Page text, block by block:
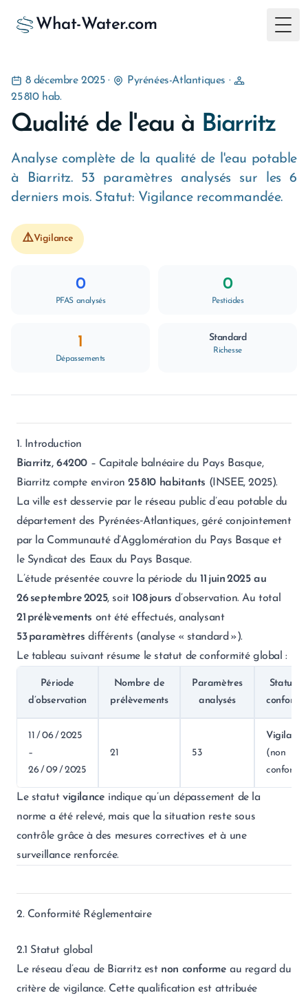
What-Water.com
8 décembre 2025· Pyrénées-Atlantiques ·
25 810 hab.
Qualité de l'eau à Biarritz
Analyse complète de la qualité de l'eau potable
à Biarritz. 53 paramètres analysés sur les 6
derniers mois. Statut: Vigilance recommandée.
⚠️Vigilance
0
PFAS analysés
0
Pesticides
1
Dépassements
Standard
Richesse
1. Introduction
Biarritz, 64200 – Capitale balnéaire du Pays Basque,
Biarritz compte environ25 810 habitants (INSEE, 2025).
La ville est desservie par le réseau public d’eau potable du
département des Pyrénées‑Atlantiques, géré conjointement
par la Communauté d’Agglomération du Pays Basque et
le Syndicat des Eaux du Pays Basque.
L’étude présentée couvre la période du11 juin 2025 au
26 septembre 2025, soit108 jours d’observation. Au total
21 prélèvements ont été effectués, analysant
53 paramètres différents (analyse « standard »).
Le tableau suivant résume le statut de conformité global :
Période
d’observation
Nombre de
prélèvements
Paramètres
analysés
Statut
11 / 06 / 2025
–
26 / 09 / 2025
21 53
Vigilance
(non
Le statut vigilance indique qu’un dépassement de la
norme a été relevé, mais que la situation reste sous
contrôle grâce à des mesures correctives et à une
surveillance renforcée.
2. Conformité Réglementaire
2.1 Statut global
Le réseau d’eau de Biarritz est non conforme au regard du
critère de vigilance. Cette qualification est attribuée